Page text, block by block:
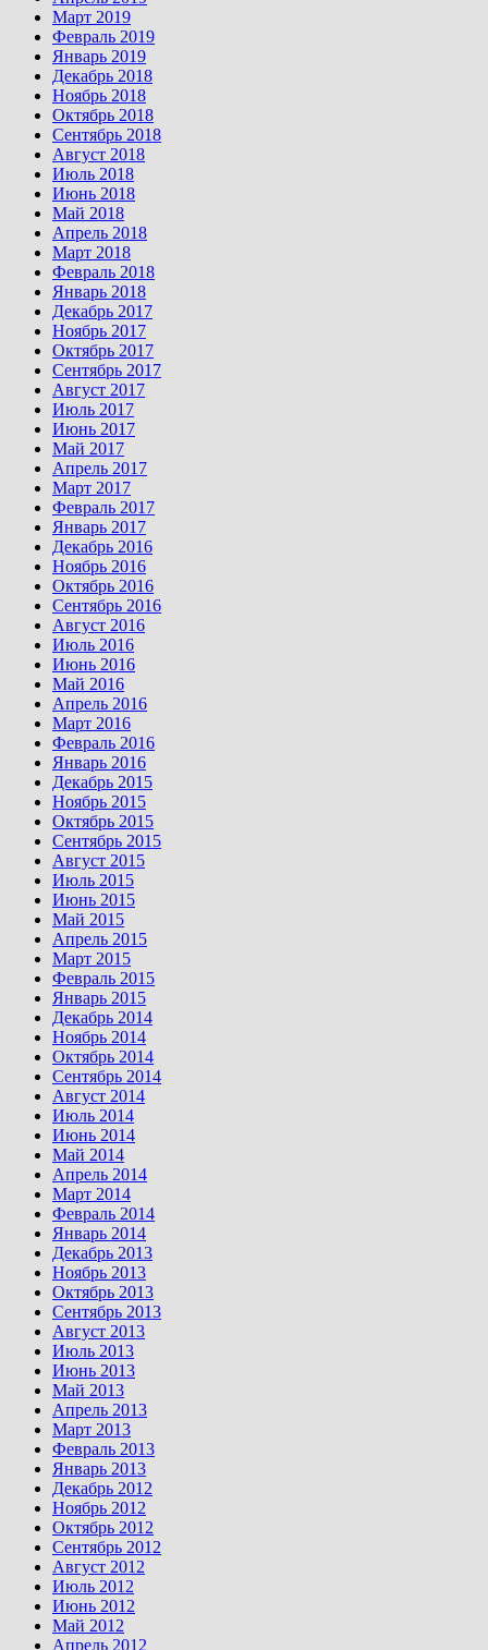
Март 2019
Февраль 2019
Январь 2019
Декабрь 2018
Ноябрь 2018
Октябрь 2018
Сентябрь 2018
Август 2018
Июль 2018
Июнь 2018
Май 2018
Апрель 2018
Март 2018
Февраль 2018
Январь 2018
Декабрь 2017
Ноябрь 2017
Октябрь 2017
Сентябрь 2017
Август 2017
Июль 2017
Июнь 2017
Май 2017
Апрель 2017
Март 2017
Февраль 2017
Январь 2017
Декабрь 2016
Ноябрь 2016
Октябрь 2016
Сентябрь 2016
Август 2016
Июль 2016
Июнь 2016
Май 2016
Апрель 2016
Март 2016
Февраль 2016
Январь 2016
Декабрь 2015
Ноябрь 2015
Октябрь 2015
Сентябрь 2015
Август 2015
Июль 2015
Июнь 2015
Май 2015
Апрель 2015
Март 2015
Февраль 2015
Январь 2015
Декабрь 2014
Ноябрь 2014
Октябрь 2014
Сентябрь 2014
Август 2014
Июль 2014
Июнь 2014
Май 2014
Апрель 2014
Март 2014
Февраль 2014
Январь 2014
Декабрь 2013
Ноябрь 2013
Октябрь 2013
Сентябрь 2013
Август 2013
Июль 2013
Июнь 2013
Май 2013
Апрель 2013
Март 2013
Февраль 2013
Январь 2013
Декабрь 2012
Ноябрь 2012
Октябрь 2012
Сентябрь 2012
Август 2012
Июль 2012
Июнь 2012
Май 2012
Апрель 2012